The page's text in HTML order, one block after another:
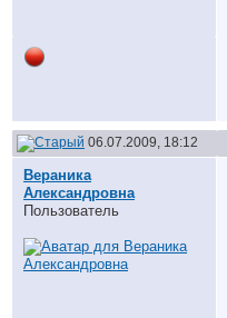
06.07.2009, 18:12
Вераника
Александровна
Пользователь